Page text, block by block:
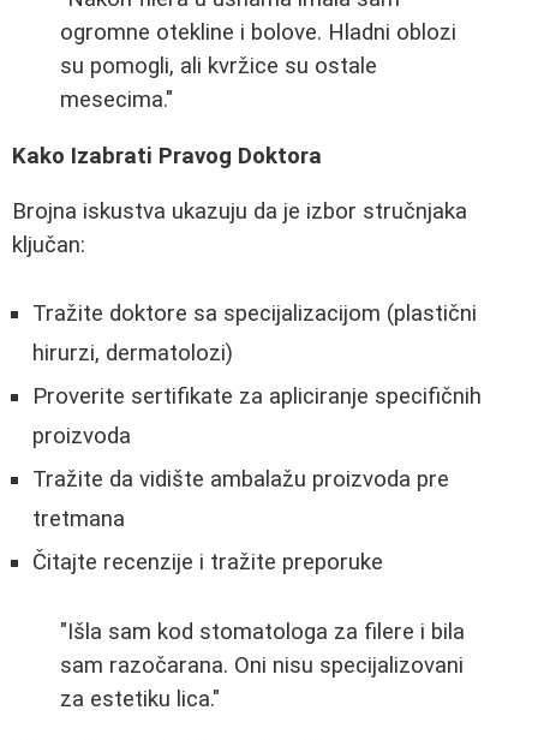
ogromne otekline i bolove. Hladni oblozi
su pomogli, ali kvržice su ostale
mesecima."
Kako Izabrati Pravog Doktora
Brojna iskustva ukazuju da je izbor stručnjaka
ključan:
Tražite doktore sa specijalizacijom (plastični
hirurzi, dermatolozi)
Proverite sertifikate za apliciranje specifičnih
proizvoda
Tražite da vidište ambalažu proizvoda pre
tretmana
Čitajte recenzije i tražite preporuke
"Išla sam kod stomatologa za filere i bila
sam razočarana. Oni nisu specijalizovani
za estetiku lica."